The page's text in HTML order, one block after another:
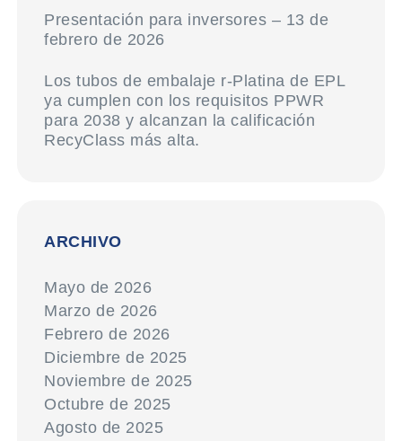
Presentación para inversores – 13 de
febrero de 2026
Los tubos de embalaje r-Platina de EPL
ya cumplen con los requisitos PPWR
para 2038 y alcanzan la calificación
RecyClass más alta.
ARCHIVO
Mayo de 2026
Marzo de 2026
Febrero de 2026
Diciembre de 2025
Noviembre de 2025
Octubre de 2025
Agosto de 2025